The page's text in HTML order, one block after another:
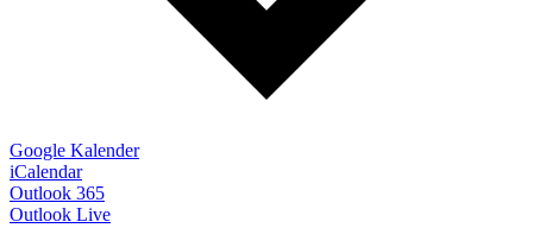
Google Kalender
iCalendar
Outlook 365
Outlook Live